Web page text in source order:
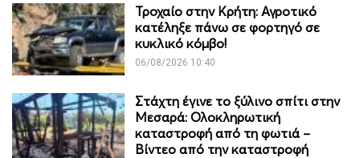
Τροχαίο στην Κρήτη: Αγροτικό
κατέληξε πάνω σε φορτηγό σε
κυκλικό κόμβο!
06/08/2026 10:40
Στάχτη έγινε το ξύλινο σπίτι στην
Μεσαρά: Ολοκληρωτική
καταστροφή από τη φωτιά –
Βίντεο από την καταστροφή